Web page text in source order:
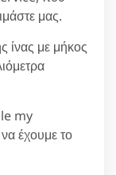
μας.
ίνας με μήκος
my
έχουμε το